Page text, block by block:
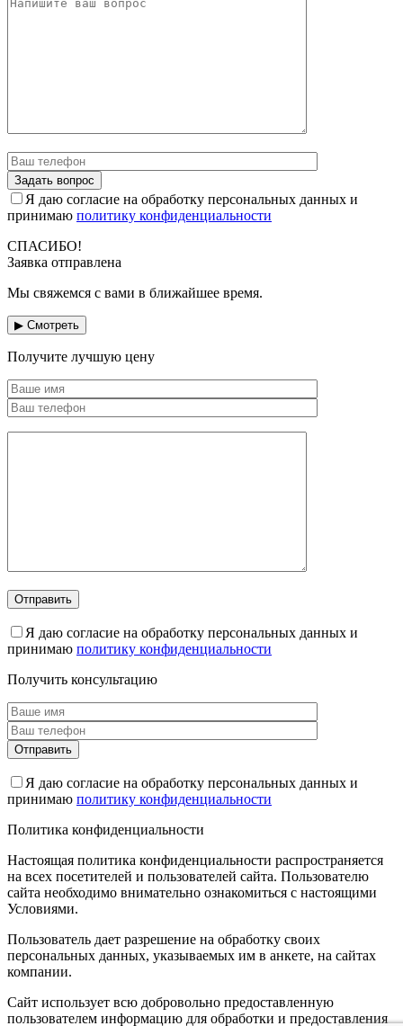
Я даю согласие на обработку персональных данных и
принимаю политику конфиденциальности
СПАСИБО!
Заявка отправлена
Мы свяжемся с вами в ближайшее время.
▶ Смотреть
Получите лучшую цену
Я даю согласие на обработку персональных данных и
принимаю политику конфиденциальности
Получить консультацию
Я даю согласие на обработку персональных данных и
принимаю политику конфиденциальности
Политика конфиденциальности
Настоящая политика конфиденциальности распространяется
на всех посетителей и пользователей сайта. Пользователю
сайта необходимо внимательно ознакомиться с настоящими
Условиями.
Пользователь дает разрешение на обработку своих
персональных данных, указываемых им в анкете, на сайтах
компании.
Сайт использует всю добровольно предоставленную
пользователем информацию для обработки и предоставления